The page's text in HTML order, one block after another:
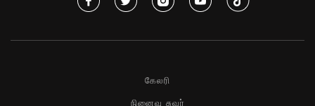
கேலரி
நினைவு சுவர்